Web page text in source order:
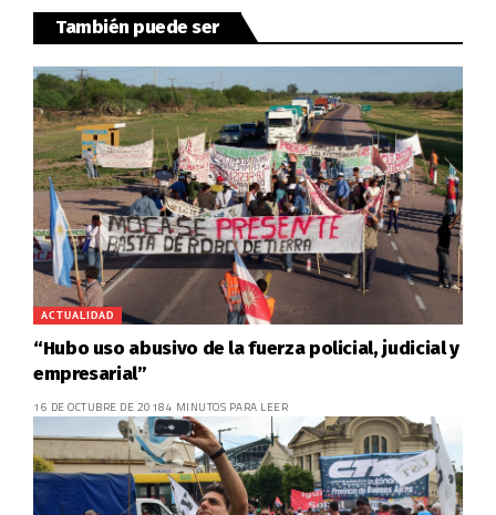
También puede ser
ACTUALIDAD
“Hubo uso abusivo de la fuerza policial, judicial y
empresarial”
16 DE OCTUBRE DE 20184 MINUTOS PARA LEER